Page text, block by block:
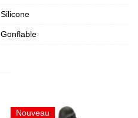
Silicone
Gonflable
Nouveau